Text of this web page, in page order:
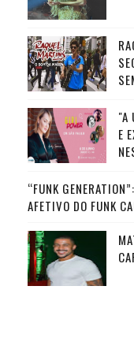
"A
E
“FUNK
AFETIVO DO FUNK